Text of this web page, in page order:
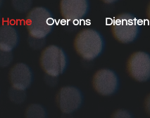
Home Over ons Diensten